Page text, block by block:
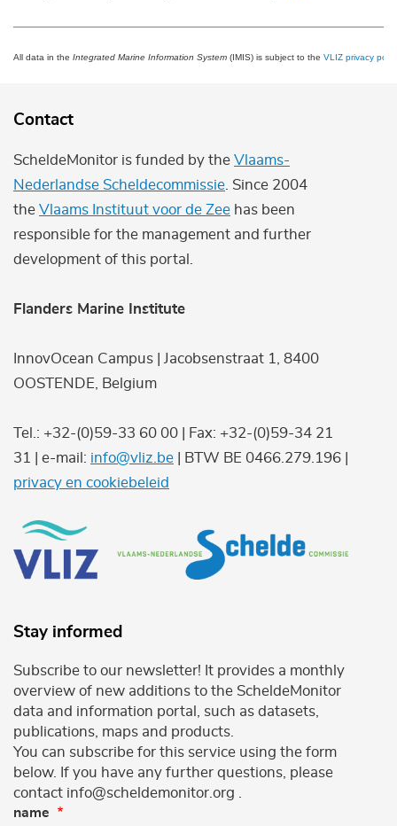
All data in the Integrated Marine Information System (IMIS) is subject to the VLIZ privacy
Contact
ScheldeMonitor is funded by the Vlaams-
Nederlandse Scheldecommissie . Since 2004
the Vlaams Instituut voor de Zee has been
responsible for the management and further
development of this portal.
Flanders Marine Institute
InnovOcean Campus | Jacobsenstraat 1, 8400
OOSTENDE, Belgium
Tel.: +32-(0)59-33 60 00 | Fax: +32-(0)59-34 21
31 | e-mail: info@vliz.be | BTW BE 0466.279.196 |
privacy en cookiebeleid
Stay informed
Subscribe to our newsletter! It provides a monthly
overview of new additions to the ScheldeMonitor
data and information portal, such as datasets,
publications, maps and products.
You can subscribe for this service using the form
below. If you have any further questions, please
contact info@scheldemonitor.org .
name